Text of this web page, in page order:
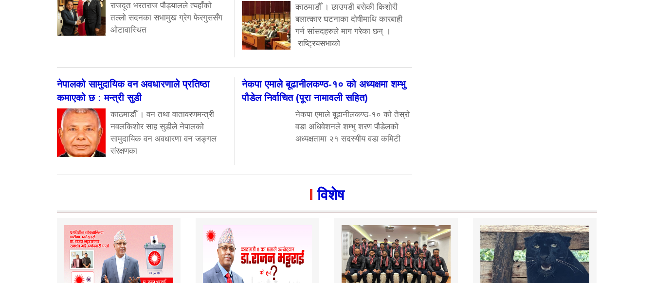
राजदूत भरतराज पौड्यालले त्यहाँको
तल्लो सदनका सभामुख ग्रेग फेरगुससँग
ओटावास्थित
काठमाडौँ । छाउपडी बसेकी किशोरी
बलात्कार घटनाका दोषीमाथि कारबाही
गर्न सांसदहरुले माग गरेका छन् ।
राष्ट्रियसभाको
नेपालको सामुदायिक वन अवधारणाले प्रतिष्ठा
कमाएको छ : मन्त्री सुडी
काठमाडौँ । वन तथा वातावरणमन्त्री
नवलकिशोर साह सुडीले नेपालको
सामुदायिक वन अवधारणा वन जङ्गल
संरक्षणका
नेकपा एमाले बूढानीलकण्ठ-१० को अध्यक्षमा शम्भु
पौडेल निर्वाचित (पूरा नामावली सहित)
नेकपा एमाले बूढानीलकण्ठ-१० को तेस्रो
वडा अधिवेशनले शम्भु शरण पौडेलको
अध्यक्षतामा २१ सदस्यीय वडा कमिटी
विशेष